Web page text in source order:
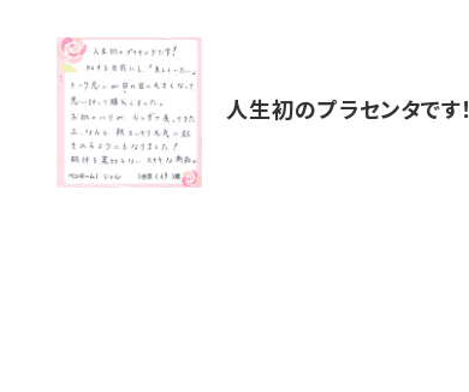
人生初のプラセンタです！